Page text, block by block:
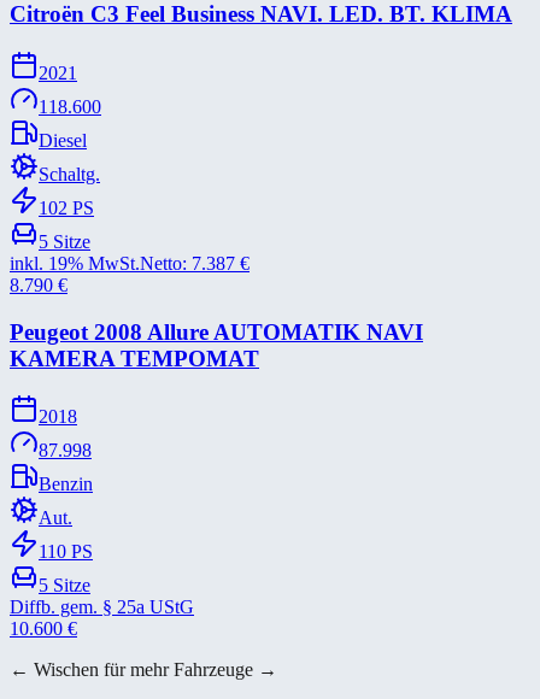
Citroën C3 Feel Business NAVI. LED. BT. KLIMA
2021
118.600
Diesel
Schaltg.
102 PS
5 Sitze
inkl. 19% MwSt.Netto: 7.387 €
8.790 €
Peugeot 2008 Allure AUTOMATIK NAVI
KAMERA TEMPOMAT
2018
87.998
Benzin
Aut.
110 PS
5 Sitze
Diffb. gem. § 25a UStG
10.600 €
← Wischen für mehr Fahrzeuge →